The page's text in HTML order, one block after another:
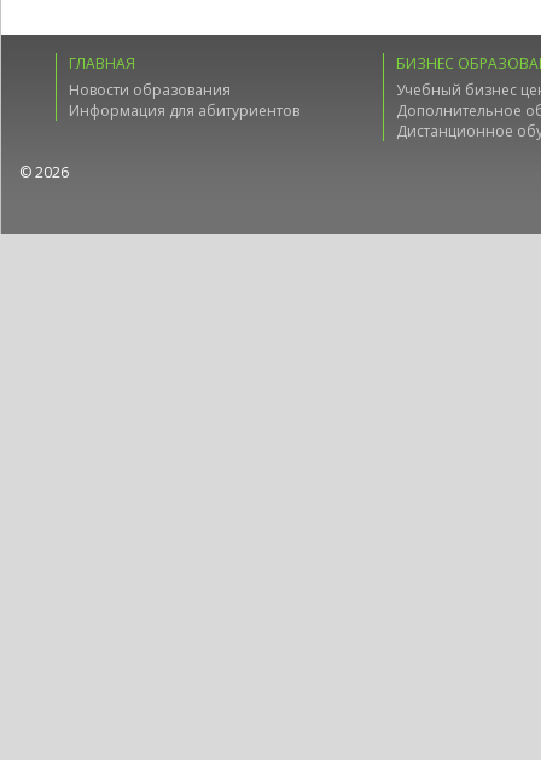
ГЛАВНАЯ
Новости образования
Информация для абитуриентов
БИЗНЕС
Учебный бизнес
Дополнительное
Дистанционное
© 2026